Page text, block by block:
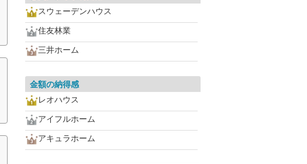
スウェーデンハウス
住友林業
三井ホーム
金額の納得感
レオハウス
アイフルホーム
アキュラホーム